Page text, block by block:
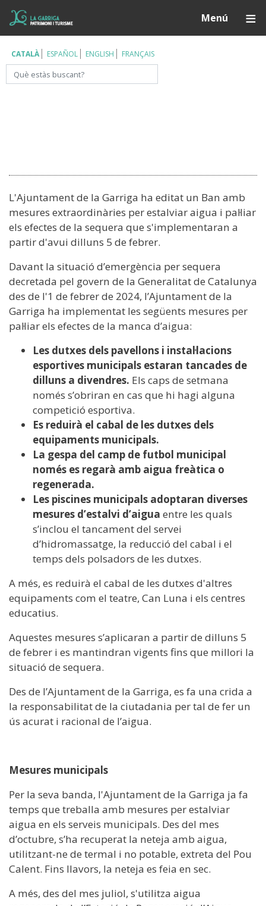
contingut
Menú
CATALÀ ESPAÑOL ENGLISH FRANÇAIS
Cerca
L'Ajuntament de la Garriga ha editat un Ban amb
mesures extraordinàries per estalviar aigua i pal·liar
els efectes de la sequera que s'implementaran a
partir d'avui dilluns 5 de febrer.
Davant la situació d’emergència per sequera
decretada pel govern de la Generalitat de Catalunya
des de l'1 de febrer de 2024, l’Ajuntament de la
Garriga ha implementat les següents mesures per
pal·liar els efectes de la manca d’aigua:
Les dutxes dels pavellons i instal·lacions
esportives municipals estaran tancades de
dilluns a divendres. Els caps de setmana
només s’obriran en cas que hi hagi alguna
competició esportiva.
Es reduirà el cabal de les dutxes dels
equipaments municipals.
La gespa del camp de futbol municipal
només es regarà amb aigua freàtica o
regenerada.
Les piscines municipals adoptaran diverses
mesures d’estalvi d’aigua entre les quals
s’inclou el tancament del servei
d’hidromassatge, la reducció del cabal i el
temps dels polsadors de les dutxes.
A més, es reduirà el cabal de les dutxes d'altres
equipaments com el teatre, Can Luna i els centres
educatius.
Aquestes mesures s’aplicaran a partir de dilluns 5
de febrer i es mantindran vigents fins que millori la
situació de sequera.
Des de l’Ajuntament de la Garriga, es fa una crida a
la responsabilitat de la ciutadania per tal de fer un
ús acurat i racional de l’aigua.
Mesures municipals
Per la seva banda, l'Ajuntament de la Garriga ja fa
temps que treballa amb mesures per estalviar
aigua en els serveis municipals. Des del mes
d’octubre, s’ha recuperat la neteja amb aigua,
utilitzant-ne de termal i no potable, extreta del Pou
Calent. Fins llavors, la neteja es feia en sec.
A més, des del mes juliol, s'utilitza aigua